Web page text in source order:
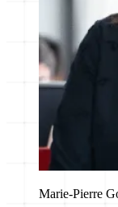
Marie-Pierre